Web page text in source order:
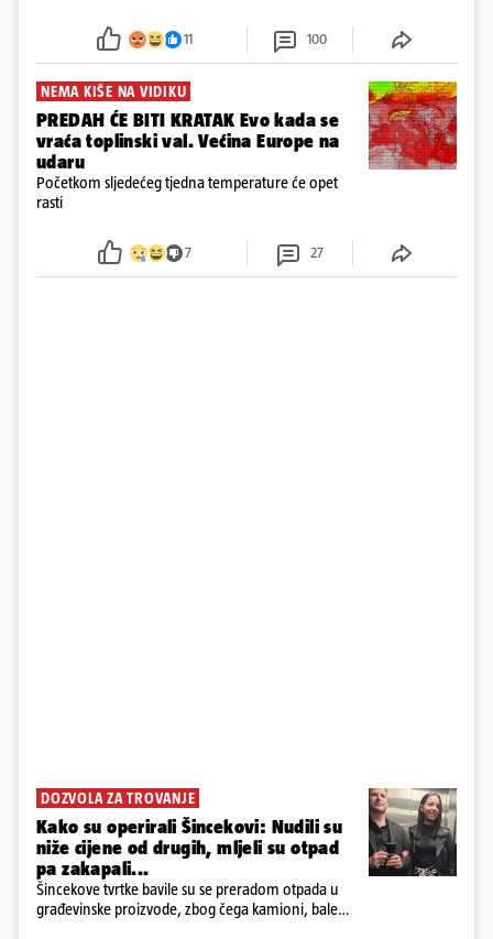
požar, rekao je vlasnik
11 100
NEMA KIŠE NA VIDIKU
PREDAH ĆE BITI KRATAK Evo kada se
vraća toplinski val. Većina Europe na
udaru
Početkom sljedećeg tjedna temperature će opet
rasti
7 27
DOZVOLA ZA TROVANJE
Kako su operirali Šincekovi: Nudili su
niže cijene od drugih, mljeli su otpad
pa zakapali...
Šincekove tvrtke bavile su se preradom otpada u
građevinske proizvode, zbog čega kamioni, bale